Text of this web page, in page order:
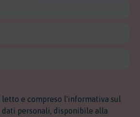
letto e compreso l'informativa sul
personali, disponibile alla